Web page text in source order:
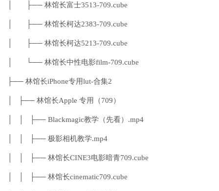
│ ├── 林馆长富士3513-709.cube
│ ├── 林馆长柯达2383-709.cube
│ ├── 林馆长柯达5213-709.cube
│ └── 林馆长中性电影film-709.cube
├── 林馆长iPhone专用lut-合集2
│ ├── 林馆长Apple 专用（709）
│ │ ├── Blackmagic教学（先看）.mp4
│ │ ├── 极影相机教学.mp4
│ │ ├── 林馆长CINE3电影暗青709.cube
│ │ ├── 林馆长cinematic709.cube